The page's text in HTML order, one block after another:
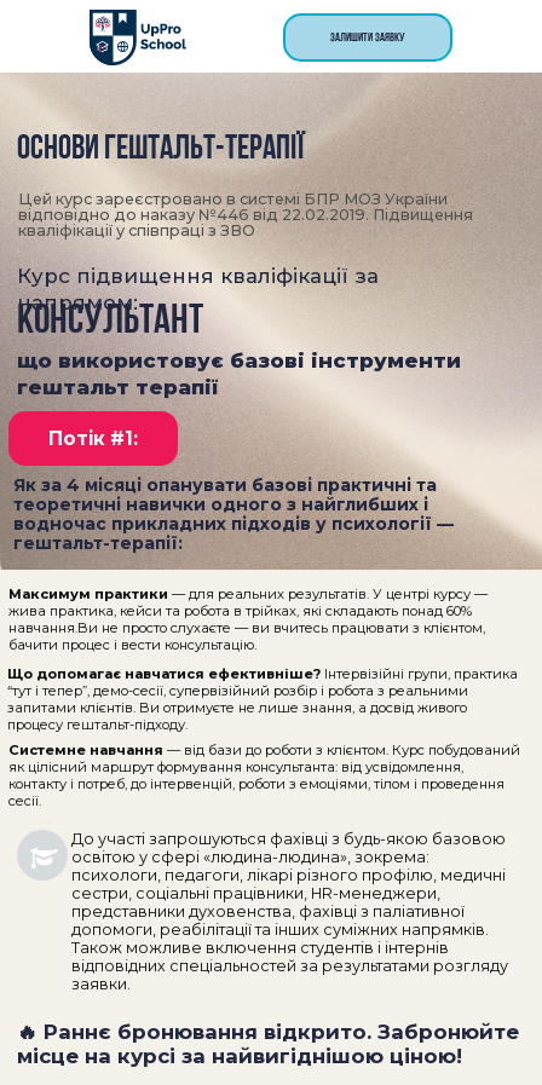
ЗАЛИШИТИ ЗАЯВКУ
ОЗНАЙОМИТИСЯ З ПРОГРАМОЮ
ЗАЛИШИТИ ЗАЯВКУ
Старт навчання потік #1:
200 Балів БПРдля медичних працівників.
Залишилось місць:50
Курс підвищення кваліфікації за
напрямом:
що використовує базові інструменти
гештальт терапії
Цей курс зареєстровано в системі БПР МОЗ України
відповідно до наказу №446 від 22.02.2019. Підвищення
🔥 Раннє бронювання відкрито. Забронюйте
місце на курсі за найвигіднішою ціною!
КОНСУЛЬТАНТ
Потік #1:
UpPro School не здійснює підготовку фахівців до психотерапевтичного
До участі запрошуються фахівці з будь-якою базовою
освітою у сфері «людина-людина», зокрема:
психологи, педагоги, лікарі різного профілю, медичні
сестри, соціальні працівники, HR-менеджери,
представники духовенства, фахівці з паліативної
Також можливе включення студентів і інтернів
відповідних спеціальностей за результатами розгляду
заявки.
Системне навчання
— від бази до роботи з клієнтом. Курс побудований
як цілісний маршрут формування консультанта: від усвідомлення,
контакту і потреб, до інтервенцій, роботи з емоціями, тілом і проведення
сесії.
Що допомагає навчатися ефективніше?Інтервізійні групи, практика
“тут і тепер”, демо-сесії, супервізійний розбір і робота з реальними
запитами клієнтів. Ви отримуєте не лише знання, а досвід живого
процесу гештальт-підходу.
Максимум практики
— для реальних результатів. У центрі курсу —
жива практика, кейси та робота в трійках, які складають понад 60%
навчання.Ви не просто слухаєте — ви вчитесь працювати з клієнтом,
бачити процес і вести консультацію.
теоретичні навички одного з найглибших і
водночас прикладних підходів у психології —
гештальт-терапії: